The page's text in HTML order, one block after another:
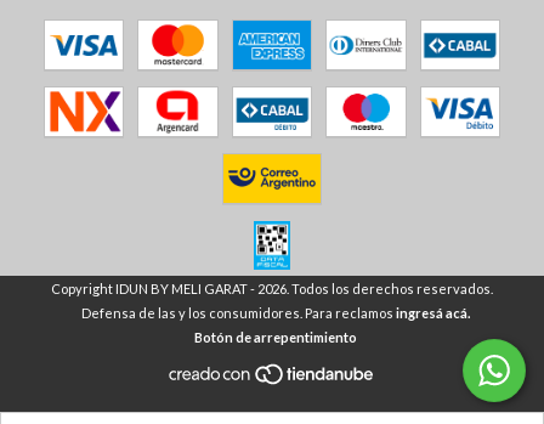
Copyright IDUN BY MELI GARAT - 2026. Todos los derechos reservados.
Defensa de las y los consumidores. Para reclamos ingresá acá.
Botón de arrepentimiento